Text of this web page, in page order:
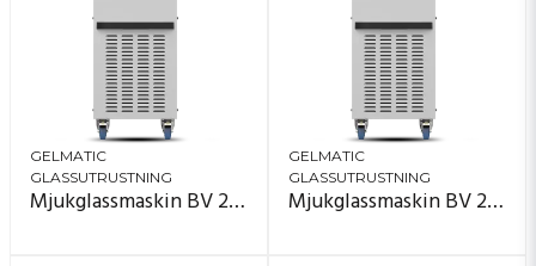
GELMATIC
GLASSUTRUSTNING
Mjukglassmaskin BV 261 HTP
GELMATIC
GLASSUTRUSTNING
Mjukglassmaskin BV 255 HTP